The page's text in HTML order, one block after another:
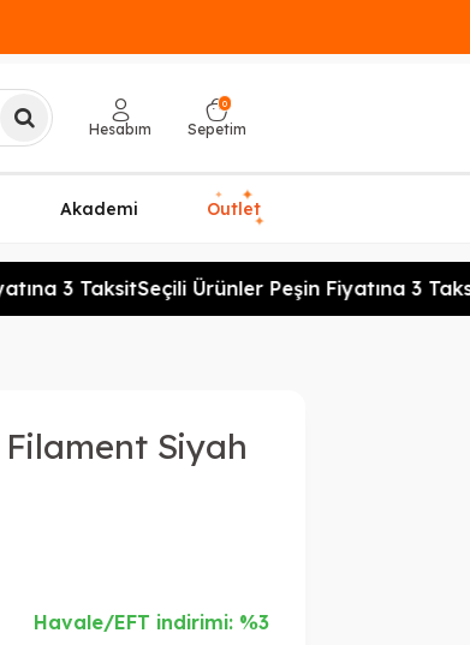
Hesabım
0
Sepetim
Akademi Outlet
✦ ✦
✦
3 TaksitSeçili Ürünler Peşin Fiyatına 3 Taksit
Siyah
Havale/EFT indirimi: %3